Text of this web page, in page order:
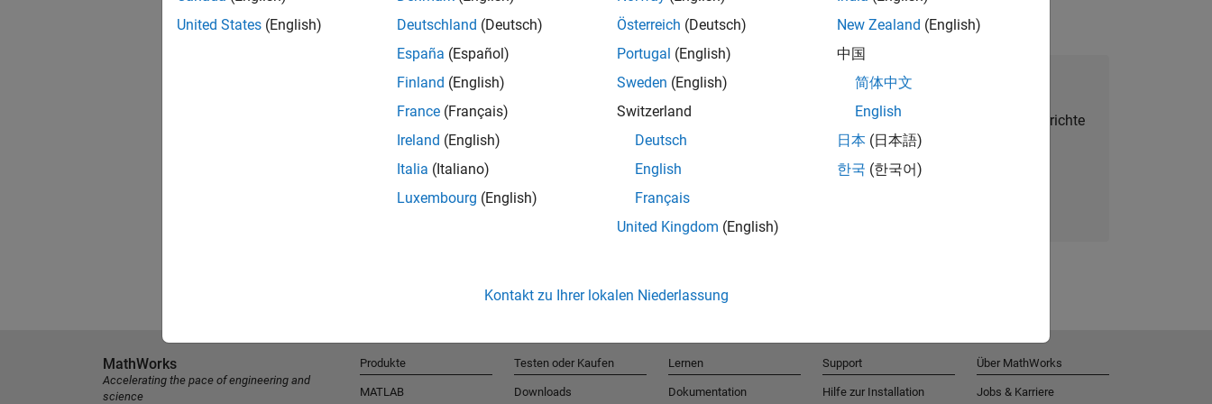
Talent Network beitreten
Erhalten Sie personalisierte Stellenangebote, Berichte
und Unternehmensneuigkeiten.
United States (English)
Deutschland (Deutsch)
España (Español)
Finland (English)
France (Français)
Ireland (English)
Italia (Italiano)
Luxembourg (English)
Österreich (Deutsch)
Portugal (English)
Sweden (English)
Switzerland
Deutsch
English
Français
United Kingdom (English)
New Zealand (English)
中国
简体中文
English
日本 (日本語)
한국 (한국어)
Kontakt zu Ihrer lokalen Niederlassung
MathWorks
Accelerating the pace of engineering and
science
Produkte
MATLAB
Testen oder Kaufen
Downloads
Lernen
Dokumentation
Support
Hilfe zur Installation
Über MathWorks
Jobs & Karriere